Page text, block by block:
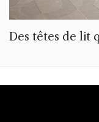
Des têtes de lit